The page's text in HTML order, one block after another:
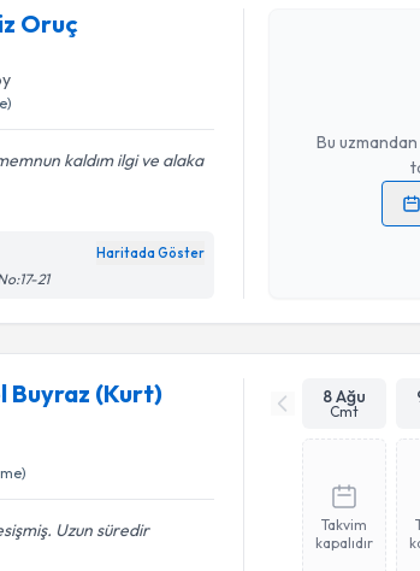
Oruç
kaldım ilgi ve alaka
Haritada Göster
21
Bu
Uzm. Dr. Deniz Oruç
Kişisel verilerimin
Buyraz (Kurt)
Uzun süredir
8 Ağu
Cmt
Takvim
kapalıdır